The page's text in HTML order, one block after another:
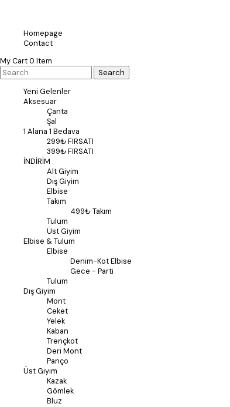
Homepage
Contact
My Cart0 Item
Yeni Gelenler
Aksesuar
Çanta
Şal
1 Alana 1 Bedava
299₺ FIRSATI
399₺ FIRSATI
İNDİRİM
Alt Giyim
Dış Giyim
Elbise
Takım
499₺ Takım
Tulum
Üst Giyim
Elbise & Tulum
Elbise
Denim-Kot Elbise
Gece - Parti
Tulum
Dış Giyim
Mont
Ceket
Yelek
Kaban
Trençkot
Deri Mont
Panço
Üst Giyim
Kazak
Gömlek
Bluz